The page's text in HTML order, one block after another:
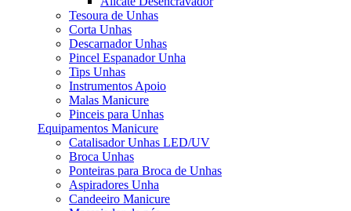
Tesoura de Unhas
Corta Unhas
Descarnador Unhas
Pincel Espanador Unha
Tips Unhas
Instrumentos Apoio
Malas Manicure
Pinceis para Unhas
Equipamentos Manicure
Catalisador Unhas LED/UV
Broca Unhas
Ponteiras para Broca de Unhas
Aspiradores Unha
Candeeiro Manicure